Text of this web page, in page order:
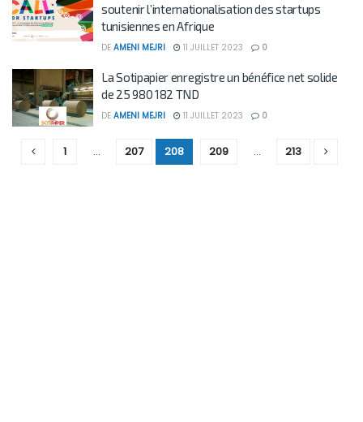
soutenir l’internationalisation des startups
tunisiennes en Afrique
DE AMENI MEJRI 11 JUILLET 2023 0
La Sotipapier enregistre un bénéfice net solide
de 25 980 182 TND
DE AMENI MEJRI 11 JUILLET 2023 0
1 … 207 208 209 … 213